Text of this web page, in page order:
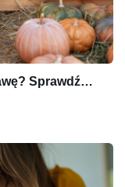
Sprawdź…